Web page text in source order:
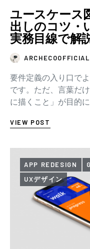
ユースケース
出しのコツ・
実務目線で解
ARCHECOOFFICIAL
要件定義の入り口で
です。ただ、言葉だ
に描くこと」が目的
VIEW POST
APP REDESIGN
UXデザイン